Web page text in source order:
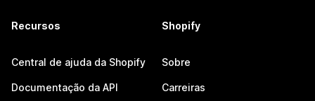
Recursos
Central de ajuda da Shopify
Documentação da API
Shopify
Sobre
Carreiras